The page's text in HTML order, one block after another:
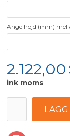
Ange höjd (mm)
2.122,00
ink moms